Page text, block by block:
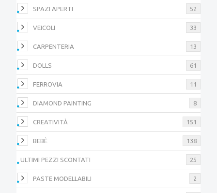
SPAZI APERTI 52
VEICOLI 33
CARPENTERIA 13
DOLLS 61
FERROVIA 11
DIAMOND PAINTING 8
CREATIVITÀ 151
BEBÈ 138
ULTIMI PEZZI SCONTATI 25
PASTE MODELLABILI 2